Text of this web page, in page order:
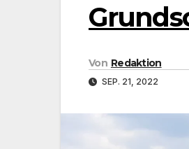
Von Redaktion
SEP. 21, 2022